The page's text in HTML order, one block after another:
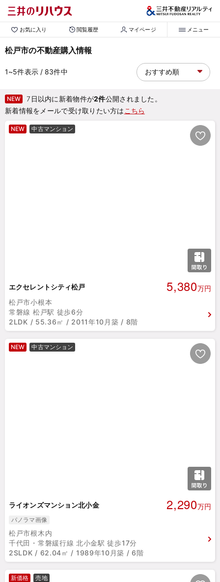
お気に入り 閲覧履歴 マイページ メニュー
松戸市の不動産購入情報
1~5件表示/ 83件中
NEW 7日以内に新着物件が2件公開されました。
新着情報をメールで受け取りたい方は こちら
NEW 中古マンション
エクセレントシティ松戸 5,380万円
松戸市小根本
常磐線 松戸駅 徒歩6分
2LDK / 55.36㎡ / 2011年10月築 / 8階
NEW 中古マンション
ライオンズマンション北小金 2,290万円
パノラマ画像
松戸市根木内
千代田・常磐緩行線 北小金駅 徒歩17分
2SLDK / 62.04㎡ / 1989年10月築 / 6階
新価格 売地